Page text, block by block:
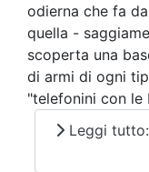
odierna che fa
quella -
scoperta una
di armi di ogni
"telefonini con le
Leggi tutto: